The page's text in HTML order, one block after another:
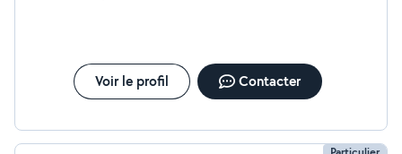
Voir le profil Contacter